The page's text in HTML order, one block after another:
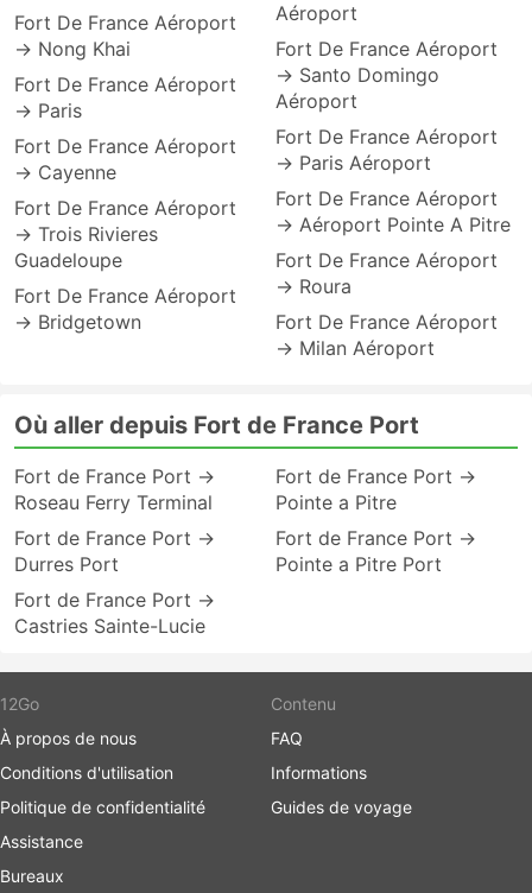
Fort De France Aéroport
→ Nong Khai
Fort De France Aéroport
→ Paris
Fort De France Aéroport
→ Cayenne
Fort De France Aéroport
→ Trois Rivieres
Guadeloupe
Fort De France Aéroport
→ Bridgetown
Aéroport
Fort De France Aéroport
→ Santo Domingo
Aéroport
Fort De France Aéroport
→ Paris Aéroport
Fort De France Aéroport
→ Aéroport Pointe A Pitre
Fort De France Aéroport
→ Roura
Fort De France Aéroport
→ Milan Aéroport
Où aller depuis Fort de France Port
Fort de France Port →
Roseau Ferry Terminal
Fort de France Port →
Durres Port
Fort de France Port →
Castries Sainte-Lucie
Fort de France Port →
Pointe a Pitre
Fort de France Port →
Pointe a Pitre Port
12Go
À propos de nous
Conditions d'utilisation
Politique de confidentialité
Assistance
Bureaux
Contenu
FAQ
Informations
Guides de voyage